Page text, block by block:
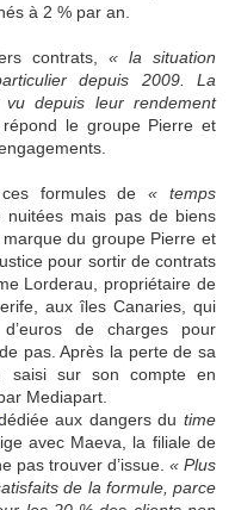
à 2 % par an.
contrats, « la situation
depuis 2009. La
depuis leur rendement
, répond le groupe Pierre et
ces formules de« temps
nuitées mais pas de biens
du groupe Pierre et
pour sortir de contrats
Lorderau, propriétaire de
aux îles Canaries, qui
de charges pour
pas. Après la perte de sa
saisi sur son compte en
Mediapart.
aux dangers du time
avec Maeva, la filiale de
pas trouver d’issue. « Plus
de la formule, parce